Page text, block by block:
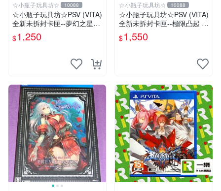
☆小瓶子玩具坊☆ 10088
☆小瓶子玩具坊☆PSV (VITA)
全新未拆封卡匣--夢幻之星網
路版2 EPISODE 2 日文豪華
包
$1,250
☆小瓶子玩具坊☆ 10088
☆小瓶子玩具坊☆PSV (VITA)
全新未拆封卡匣--極限凸起 萌
萌水晶 / 萌情水晶 中文版
$1,550